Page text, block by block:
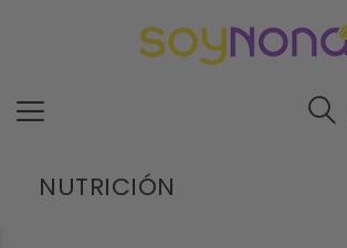
NUTRICIÓN